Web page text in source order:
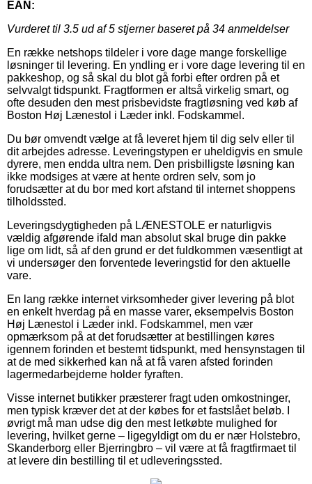
EAN:
Vurderet til 3.5 ud af 5 stjerner baseret på 34 anmeldelser
En række netshops tildeler i vore dage mange forskellige
løsninger til levering. En yndling er i vore dage levering til en
pakkeshop, og så skal du blot gå forbi efter ordren på et
selvvalgt tidspunkt. Fragtformen er altså virkelig smart, og
ofte desuden den mest prisbevidste fragtløsning ved køb af
Boston Høj Lænestol i Læder inkl. Fodskammel.
Du bør omvendt vælge at få leveret hjem til dig selv eller til
dit arbejdes adresse. Leveringstypen er uheldigvis en smule
dyrere, men endda ultra nem. Den prisbilligste løsning kan
ikke modsiges at være at hente ordren selv, som jo
forudsætter at du bor med kort afstand til internet shoppens
tilholdssted.
Leveringsdygtigheden på LÆNESTOLE er naturligvis
vældig afgørende ifald man absolut skal bruge din pakke
lige om lidt, så af den grund er det fuldkommen væsentligt at
vi undersøger den forventede leveringstid for den aktuelle
vare.
En lang række internet virksomheder giver levering på blot
en enkelt hverdag på en masse varer, eksempelvis Boston
Høj Lænestol i Læder inkl. Fodskammel, men vær
opmærksom på at det forudsætter at bestillingen køres
igennem forinden et bestemt tidspunkt, med hensynstagen til
at de med sikkerhed kan nå at få varen afsted forinden
lagermedarbejderne holder fyraften.
Visse internet butikker præsterer fragt uden omkostninger,
men typisk kræver det at der købes for et fastslået beløb. I
øvrigt må man udse dig den mest letkøbte mulighed for
levering, hvilket gerne – ligegyldigt om du er nær Holstebro,
Skanderborg eller Bjerringbro – vil være at få fragtfirmaet til
at levere din bestilling til et udleveringssted.